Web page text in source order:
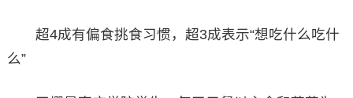
超4成有偏食挑食习惯，超3成表示“想吃什么吃什
么”